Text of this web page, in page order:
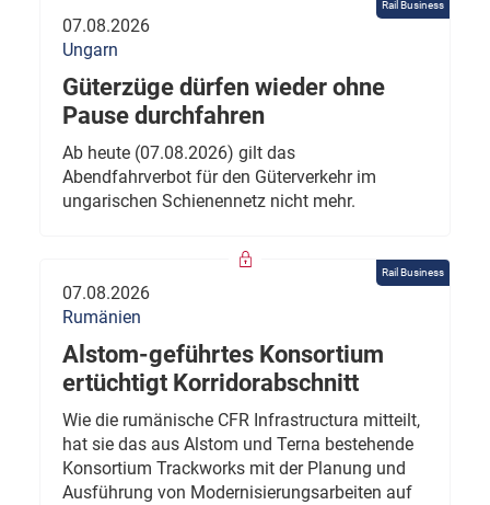
Rail Business
07.08.2026
Ungarn
Güterzüge dürfen wieder ohne
Pause durchfahren
Ab heute (07.08.2026) gilt das
Abendfahrverbot für den Güterverkehr im
ungarischen Schienennetz nicht mehr.
Rail Business
07.08.2026
Rumänien
Alstom-geführtes Konsortium
ertüchtigt Korridorabschnitt
Wie die rumänische CFR Infrastructura mitteilt,
hat sie das aus Alstom und Terna bestehende
Konsortium Trackworks mit der Planung und
Ausführung von Modernisierungsarbeiten auf